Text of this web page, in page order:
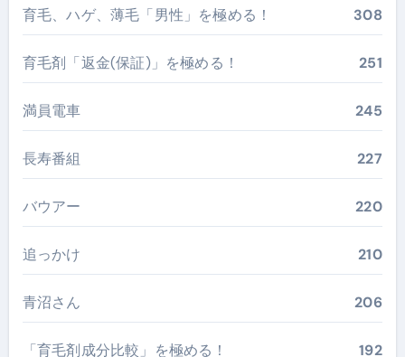
育毛、ハゲ、薄毛「男性」を極める！ 308
育毛剤「返金(保証)」を極める！ 251
満員電車 245
長寿番組 227
バウアー 220
追っかけ 210
青沼さん 206
「育毛剤成分比較」を極める！ 192